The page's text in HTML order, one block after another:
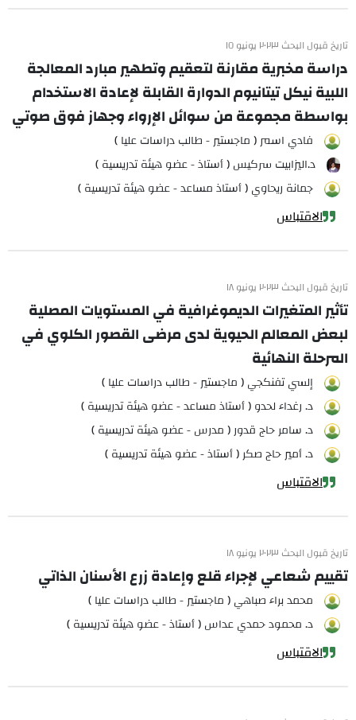
تاريخ قبول البحث ٢٠٢٣ يونيو ١٥
دراسة مخبرية مقارنة لتعقيم وتطهير مبارد المعالجة
اللبية نيكل تيتانيوم الدوارة القابلة لإعادة الاستخدام
بواسطة مجموعة من سوائل الإرواء وجهاز فوق صوتي
فادي اسمر ( ماجستير - طالب دراسات عليا )
د.اليزابيت سركيس ( أستاذ - عضو هيئة تدريسية )
جمانة ريحاوي ( أستاذ مساعد - عضو هيئة تدريسية )
الاقتباس
تاريخ قبول البحث ٢٠٢٣ يونيو ١٨
تأثير المتغيرات الديموغرافية في المستويات المصلية
لبعض المعالم الحيوية لدى مرضى القصور الكلوي في
المرحلة النهائية
إلسي تفنكجي ( ماجستير - طالب دراسات عليا )
د. رغداء لحدو ( أستاذ مساعد - عضو هيئة تدريسية )
د. سامر حاج قدور ( مدرس - عضو هيئة تدريسية )
د. أمير حاج صكر ( أستاذ - عضو هيئة تدريسية )
الاقتباس
تاريخ قبول البحث ٢٠٢٣ يونيو ١٨
تقييم شعاعي لإجراء قلع وإعادة زرع الأسنان الذاتي
محمد براء صباهي ( ماجستير - طالب دراسات عليا )
د. محمود حمدي عداس ( أستاذ - عضو هيئة تدريسية )
الاقتباس